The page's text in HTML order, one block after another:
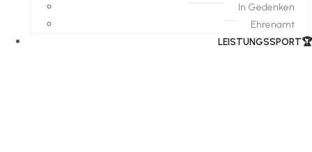
In Gedenken
Ehrenamt
​LEISTUNGSSPORT🏆